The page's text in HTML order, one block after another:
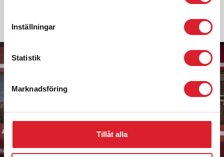
Inställningar
Statistik
Marknadsföring
Tillåt alla
READ MORE »